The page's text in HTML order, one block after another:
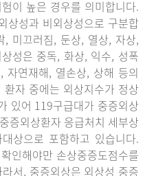
이 높은 경우를 의미합니다.
상성과 비외상성으로 구분합
, 미끄러짐, 둔상, 열상, 자상,
성은 중독, 화상, 익수, 성폭
자연재해, 열손상, 상해 등의
자 중에는 외상지수가 정상
있어 119구급대가 중증외상
증외상환자 응급처치 세부상
상으로 포함하고 있습니다.
인해야만 손상중증도점수를
서, 중증외상은 외상성 중증